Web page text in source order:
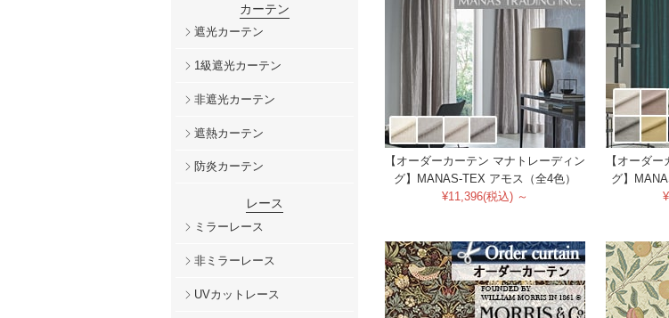
【オーダーカーテン マナトレーディン
グ】MANAS-TEX アモス（全4色）
¥11,396(税込) ～
【オーダ
グ】
カーテン
遮光カーテン
1級遮光カーテン
非遮光カーテン
遮熱カーテン
防炎カーテン
レース
ミラーレース
非ミラーレース
UVカットレース